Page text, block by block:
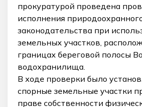
прокуратурой проведена
исполнения
законодательства при
земельных участков,
границах береговой полосы
водохранилища.
В ходе проверки было
спорные земельные участки
праве собственности